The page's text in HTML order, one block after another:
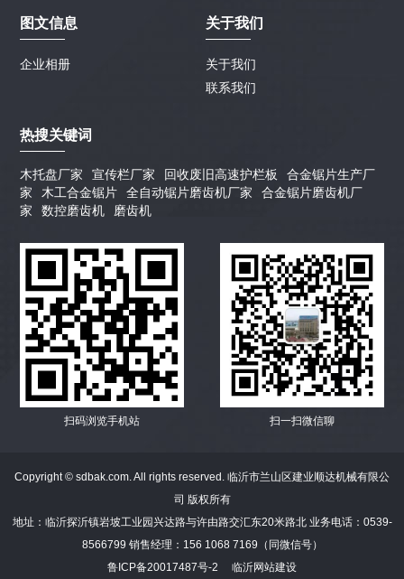
图文信息
企业相册
关于我们
关于我们
联系我们
热搜关键词
木托盘厂家 宣传栏厂家 回收废旧高速护栏板
合金锯片生产厂
家
木工合金锯片 全自动锯片磨齿机厂家
合金锯片磨齿机厂
家
数控磨齿机 磨齿机
扫码浏览手机站 扫一扫微信聊
Copyright © sdbak.com. All rights reserved. 临沂市兰山区建业顺达机械有限公
司 版权所有
地址：临沂探沂镇岩坡工业园兴达路与许由路交汇东20米路北 业务电话：0539-
8566799 销售经理：156 1068 7169（同微信号）
鲁ICP备20017487号-2
临沂网站建设